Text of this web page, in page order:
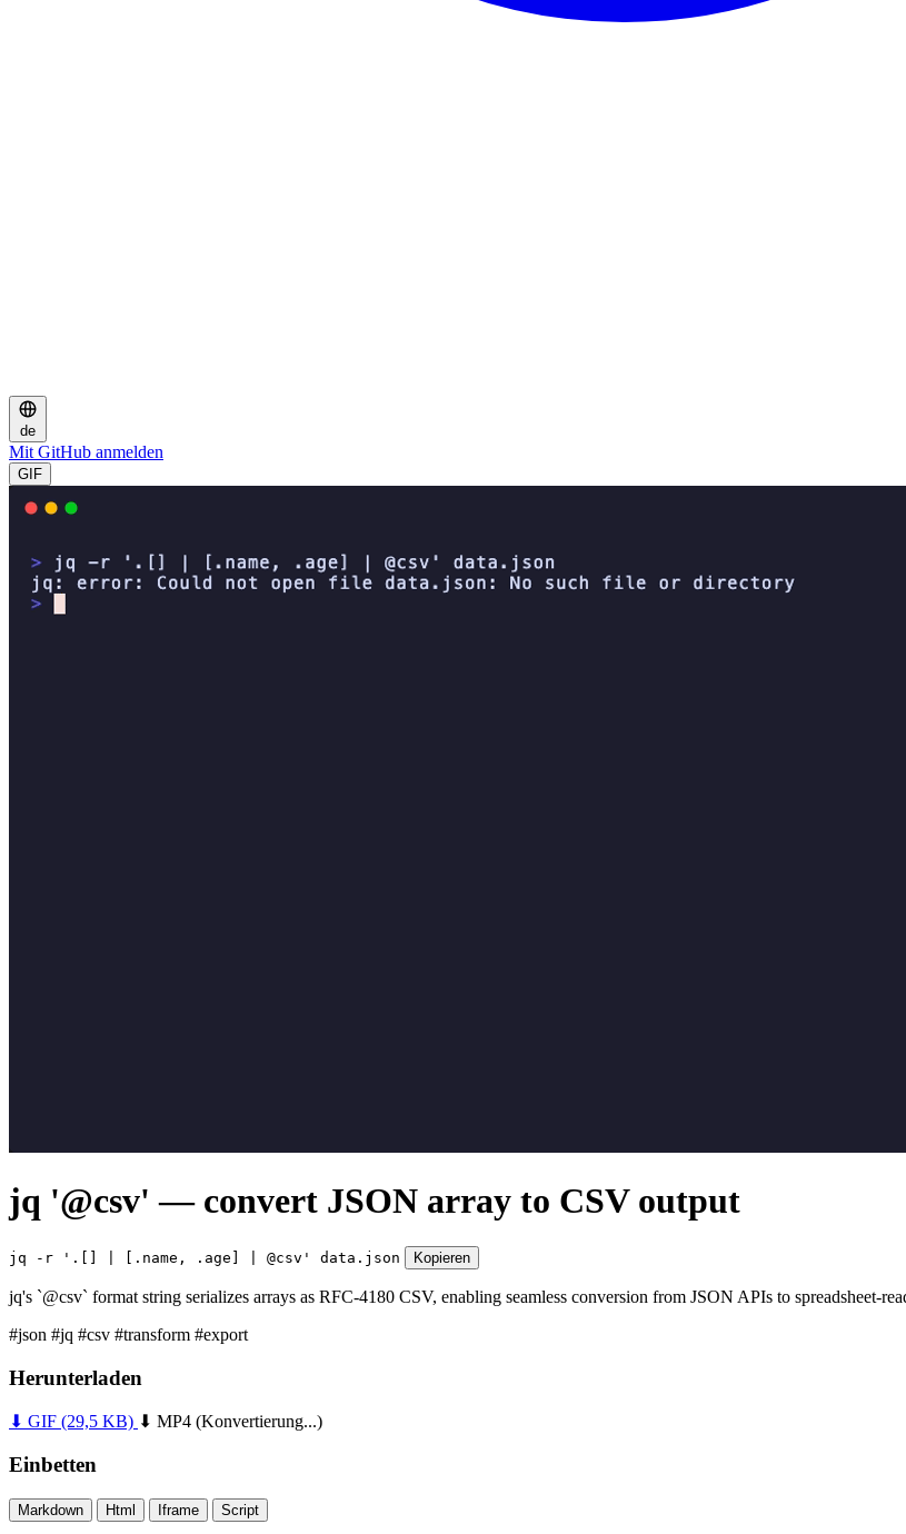
de
Mit GitHub anmelden
GIF
jq '@csv' — convert JSON array to CSV output
jq -r '.[] | [.name, .age] | @csv' data.json Kopieren
jq's `@csv` format string serializes arrays as RFC-4180 CSV, enabling seamless conversion from JSON APIs to spreadsheet-
#json #jq #csv #transform #export
Herunterladen
⬇ GIF (29,5 KB) ⬇ MP4 (Konvertierung...)
Einbetten
Markdown Html Iframe Script